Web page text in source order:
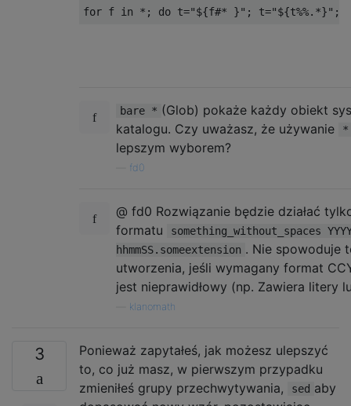
for f in *; do t="${f#* }" ; t="${t%%.*}" ;
bare * (Glob) pokaże każdy obiekt
katalogu. Czy uważasz, że używanie
lepszym wyborem?
fd0
@ fd0 Rozwiązanie będzie działać
formatu
something_without_spaces
hhmmSS.someextension . Nie spowoduje
utworzenia, jeśli wymagany format
jest nieprawidłowy (np. Zawiera litery
klanomath
3
Ponieważ zapytałeś, jak możesz ulepszyć
to, co już masz, w pierwszym przypadku
zmieniłeś grupy przechwytywania,
sed aby